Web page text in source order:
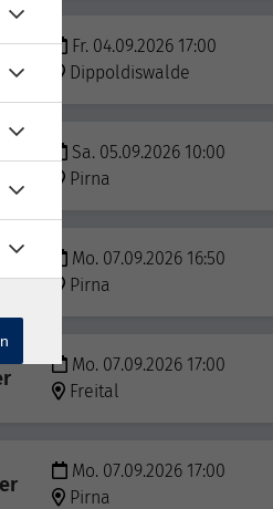
Fr. 04.09.2026 17:00
Dippoldiswalde
Sa. 05.09.2026 10:00
Pirna
Mo. 07.09.2026 16:50
Pirna
Mo. 07.09.2026 17:00
Freital
Mo. 07.09.2026 17:00
Pirna